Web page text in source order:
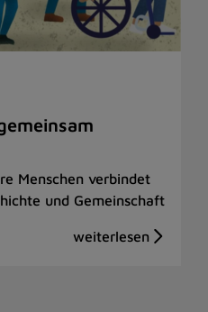
Menschen verbindet
und Gemeinschaft